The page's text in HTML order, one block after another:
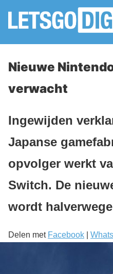
Nieuwe
verwacht
Ingewijden
Japanse
opvolger werkt
Switch. De
wordt
Delen met Facebook